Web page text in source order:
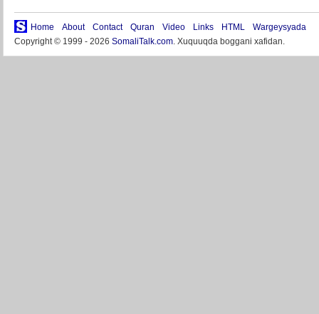
Home About Contact Quran Video Links HTML
Wargeysyada
Copyright © 1999 - 2026 SomaliTalk.com. Xuquuqda boggani xafidan.